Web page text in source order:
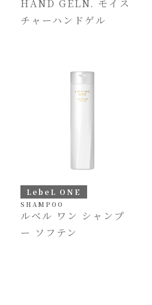
HAND GELN. モイス
チャーハンドゲル
LebeL ONE
SHAMPOO
ルベル ワン シャンプ
ー ソフテン